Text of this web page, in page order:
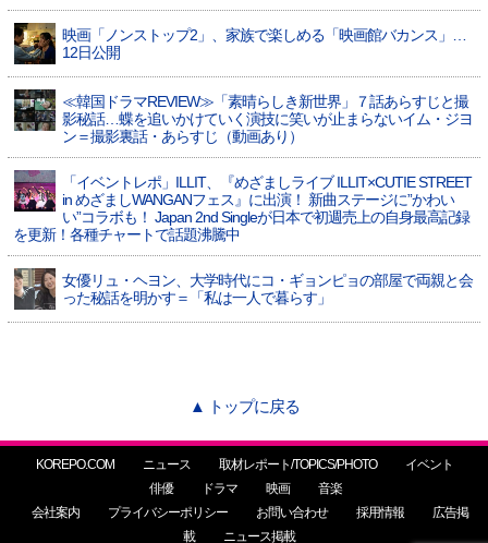
映画「ノンストップ2」、家族で楽しめる「映画館バカンス」…
12日公開
≪韓国ドラマREVIEW≫「素晴らしき新世界」７話あらすじと撮
影秘話…蝶を追いかけていく演技に笑いが止まらないイム・ジヨ
ン＝撮影裏話・あらすじ（動画あり）
「イベントレポ」ILLIT、『めざましライブ ILLIT×CUTIE STREET
in めざましWANGANフェス』に出演！ 新曲ステージに”かわい
い”コラボも！ Japan 2nd Singleが日本で初週売上の自身最高記録
を更新！各種チャートで話題沸騰中
女優リュ・ヘヨン、大学時代にコ・ギョンピョの部屋で両親と会
った秘話を明かす＝「私は一人で暮らす」
▲ トップに戻る
KOREPO.COM ニュース 取材レポート/TOPICS/PHOTO
イベント
俳優
ドラマ 映画
音楽
会社案内
プライバシーポリシー お問い合わせ 採用情報
広告掲
載
ニュース掲載